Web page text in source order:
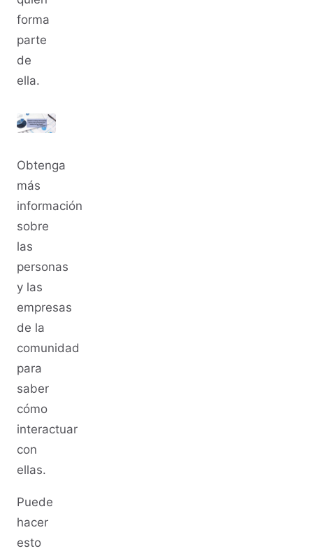
forma
parte
de
ella.
Obtenga
más
información
sobre
las
personas
y las
empresas
de la
comunidad
para
saber
cómo
interactuar
con
ellas.
Puede
hacer
esto